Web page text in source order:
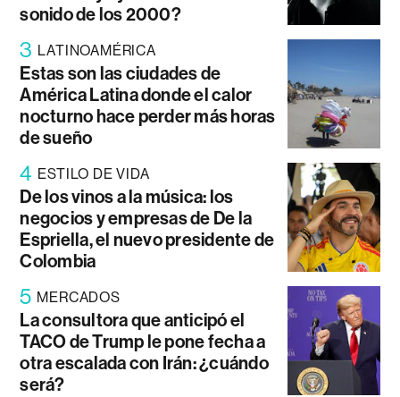
sonido de los 2000?
3 LATINOAMÉRICA
Estas son las ciudades de
América Latina donde el calor
nocturno hace perder más horas
de sueño
4 ESTILO DE VIDA
De los vinos a la música: los
negocios y empresas de De la
Espriella, el nuevo presidente de
Colombia
5 MERCADOS
La consultora que anticipó el
TACO de Trump le pone fecha a
otra escalada con Irán: ¿cuándo
será?